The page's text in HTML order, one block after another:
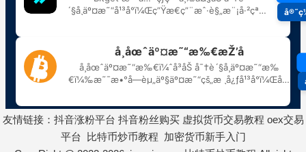
友情链接： 抖音涨粉平台 抖音粉丝购买 虚拟货币交易教程 oex交易
平台
比特币炒币教程 加密货币新手入门